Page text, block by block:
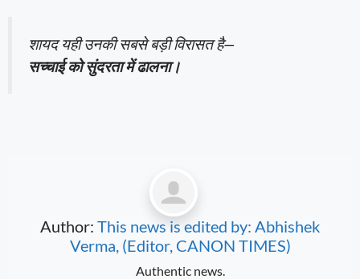
शायद यही उनकी सबसे बड़ी विरासत है—
सच्चाई को सुंदरता में ढालना।
Author: This news is edited by: Abhishek
Verma, (Editor, CANON TIMES)
Authentic news.